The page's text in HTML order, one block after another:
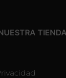
TIENDA